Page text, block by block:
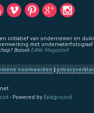
initiatief van ondernemer en
met onderwaterfotograaf
BezoekEANx Magazine!
voorwaarden |
- Powered by Eastground